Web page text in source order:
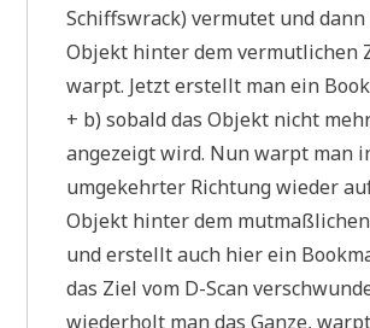
Schiffswrack) vermutet und
Objekt hinter dem vermutlichen
warpt. Jetzt erstellt man ein
+ b) sobald das Objekt nicht
angezeigt wird. Nun warpt man
umgekehrter Richtung wieder
Objekt hinter dem
und erstellt auch hier ein
das Ziel vom D-Scan
wiederholt man das Ganze,